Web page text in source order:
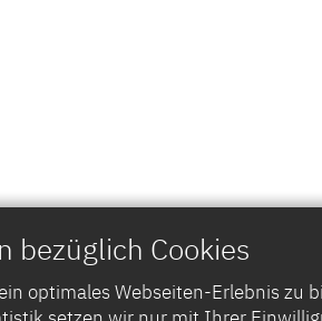
bezüglich Cookies
optimales Webseiten-Erlebnis zu